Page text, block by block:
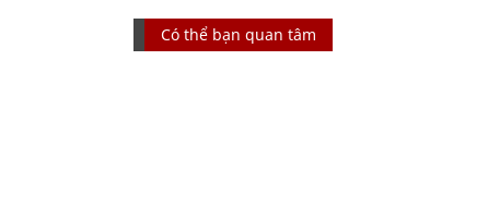
Có thể bạn quan tâm